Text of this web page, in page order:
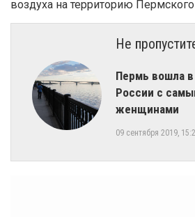
воздуха на территорию Пермского
Не
Пермь вошла
России с
женщинами
09 сентября 2019,